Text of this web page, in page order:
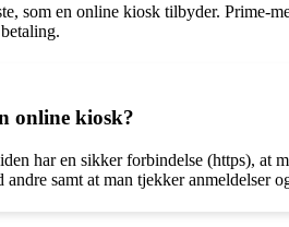
som en online kiosk tilbyder.
online kiosk?
har en sikker forbindelse (https), at
samt at man tjekker anmeldelser